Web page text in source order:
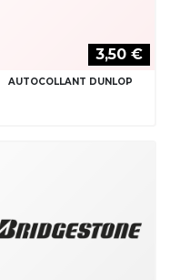
3,50 €
AUTOCOLLANT DUNLOP